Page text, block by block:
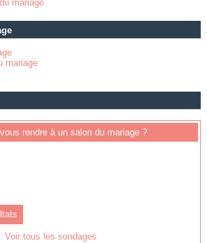
mariage
mariage
rendre à un salon du mariage ?
Voir tous les sondages